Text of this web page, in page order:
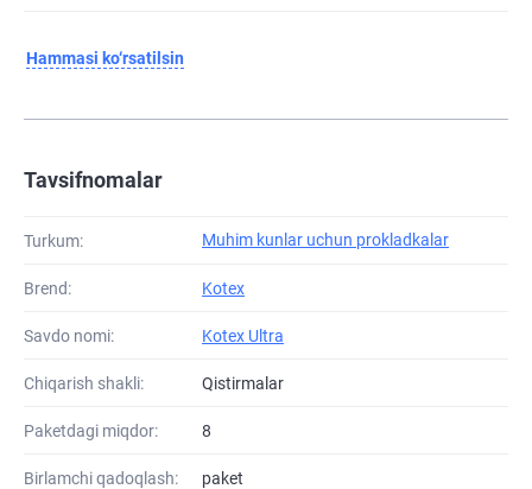
Hammasi ko‘rsatilsin
Tavsifnomalar
Turkum: Muhim kunlar uchun prokladkalar
Brend: Kotex
Savdo nomi: Kotex Ultra
Chiqarish shakli: Qistirmalar
Paketdagi miqdor: 8
Birlamchi qadoqlash: paket